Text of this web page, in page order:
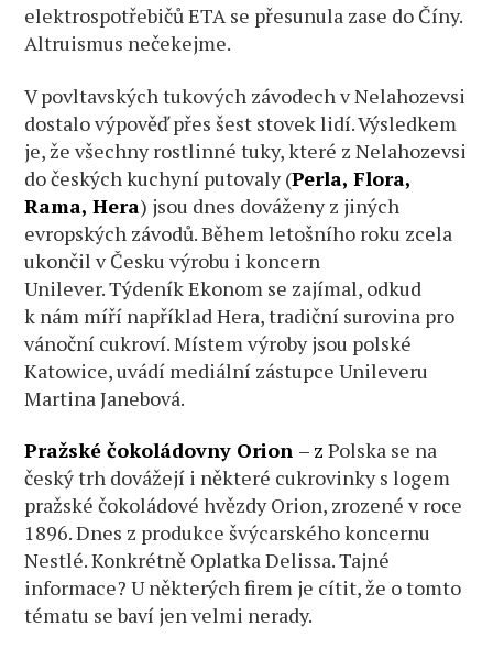
elektrospotřebičů ETA se přesunula zase do Číny.
Altruismus nečekejme.
V povltavských tukových závodech v Nelahozevsi
dostalo výpověď přes šest stovek lidí. Výsledkem
je, že všechny rostlinné tuky, které z Nelahozevsi
do českých kuchyní putovaly (Perla, Flora,
Rama, Hera) jsou dnes dováženy z jiných
evropských závodů. Během letošního roku zcela
ukončil v Česku výrobu i koncern
Unilever. Týdeník Ekonom se zajímal, odkud
k nám míří například Hera, tradiční surovina pro
vánoční cukroví. Místem výroby jsou polské
Katowice, uvádí mediální zástupce Unileveru
Martina Janebová.
Pražské čokoládovny Orion – z Polska se na
český trh dovážejí i některé cukrovinky s logem
pražské čokoládové hvězdy Orion, zrozené v roce
1896. Dnes z produkce švýcarského koncernu
Nestlé. Konkrétně Oplatka Delissa. Tajné
informace? U některých firem je cítit, že o tomto
tématu se baví jen velmi nerady.